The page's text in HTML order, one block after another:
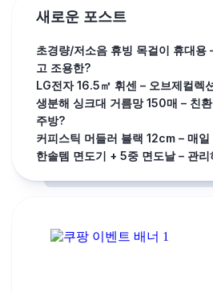
새로운 포스트
초경량/저소음 휴빙 목걸이 휴대용
고 조용한?
LG전자 16.5㎡ 휘센 – 오브제컬렉
생분해 싱크대 거름망 150매 – 친
주방?
커피스틱 머들러 블랙 12cm – 매
한솔템 면도기 + 5중 면도날 – 관